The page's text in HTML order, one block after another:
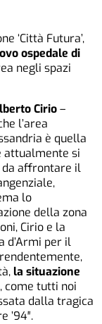
‘Città Futura’,
ospedale di
negli spazi
Cirio–
l’area
è quella
attualmente si
da affrontare il
lo
della zona
Cirio e la
d’Armi per il
la situazione
come tutti noi
dalla tragica
’94″.